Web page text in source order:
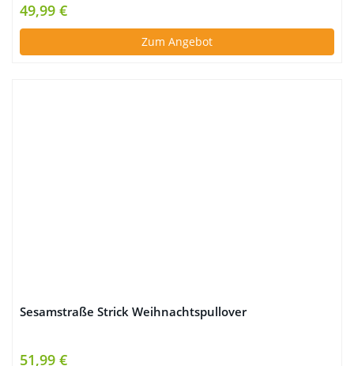
49,99 €
Zum Angebot
Sesamstraße Strick Weihnachtspullover
51,99 €